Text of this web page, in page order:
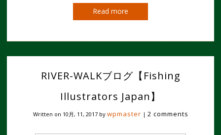
Read more
RIVER-WALKブログ【Fishing
Illustrators Japan】
Written on 10月, 11, 2017 by wpmaster | 2 comments